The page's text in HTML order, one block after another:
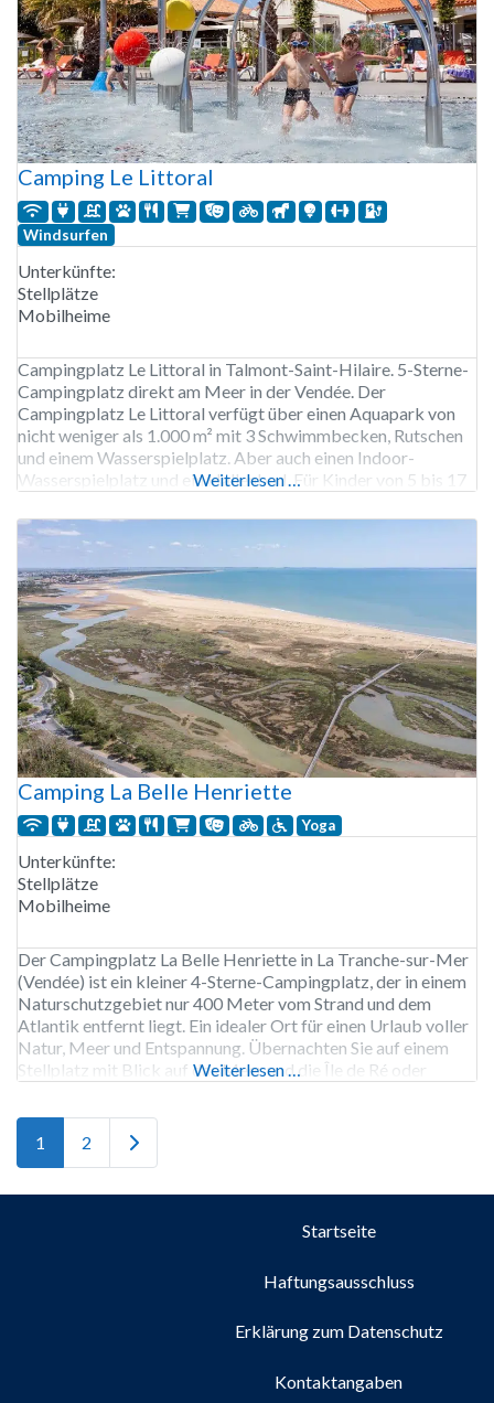
Camping Le Littoral
Windsurfen
Unterkünfte:
Stellplätze
Mobilheime
Campingplatz Le Littoral in Talmont-Saint-Hilaire. 5-Sterne-
Campingplatz direkt am Meer in der Vendée. Der
Campingplatz Le Littoral verfügt über einen Aquapark von
nicht weniger als 1.000 m² mit 3 Schwimmbecken, Rutschen
und einem Wasserspielplatz. Aber auch einen Indoor-
Wasserspielplatz und ein Hallenbad. Für Kinder von 5 bis 17
Hüpfburg. Erwachsene können Tanz- und
Weiterlesen …
Camping La Belle Henriette
Yoga
Unterkünfte:
Stellplätze
Mobilheime
Der Campingplatz La Belle Henriette in La Tranche-sur-Mer
(Vendée) ist ein kleiner 4-Sterne-Campingplatz, der in einem
Naturschutzgebiet nur 400 Meter vom Strand und dem
Atlantik entfernt liegt. Ein idealer Ort für einen Urlaub voller
Natur, Meer und Entspannung. Übernachten Sie auf einem
Stellplatz mit Blick auf das Meer und die Île de Ré oder
Weiterlesen …
1 2 Ältere Beiträge
Startseite
Haftungsausschluss
Erklärung zum Datenschutz
Kontaktangaben